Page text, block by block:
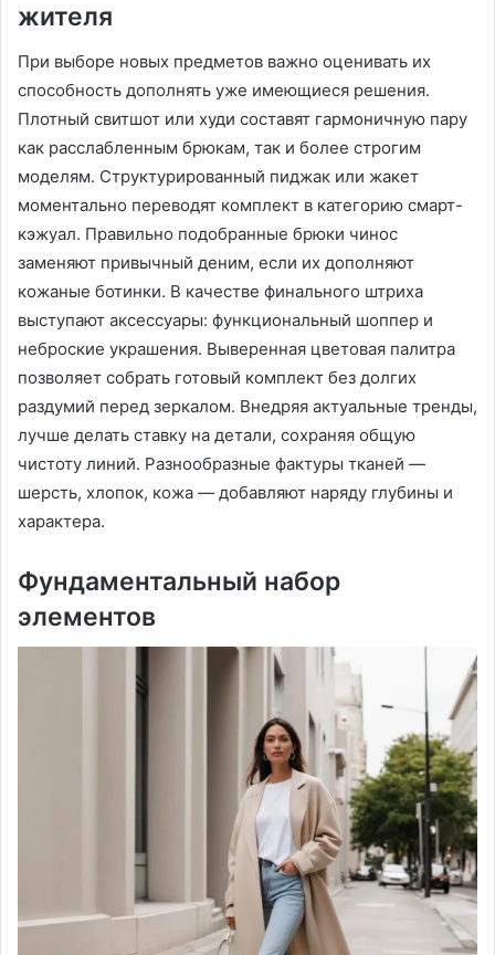
жителя
При выборе новых предметов важно оценивать их
способность дополнять уже имеющиеся решения.
Плотный свитшот или худи составят гармоничную пару
как расслабленным брюкам, так и более строгим
моделям. Структурированный пиджак или жакет
моментально переводят комплект в категорию смарт-
кэжуал. Правильно подобранные брюки чинос
заменяют привычный деним, если их дополняют
кожаные ботинки. В качестве финального штриха
выступают аксессуары: функциональный шоппер и
неброские украшения. Выверенная цветовая палитра
позволяет собрать готовый комплект без долгих
раздумий перед зеркалом. Внедряя актуальные тренды,
лучше делать ставку на детали, сохраняя общую
чистоту линий. Разнообразные фактуры тканей —
шерсть, хлопок, кожа — добавляют наряду глубины и
характера.
Фундаментальный набор
элементов